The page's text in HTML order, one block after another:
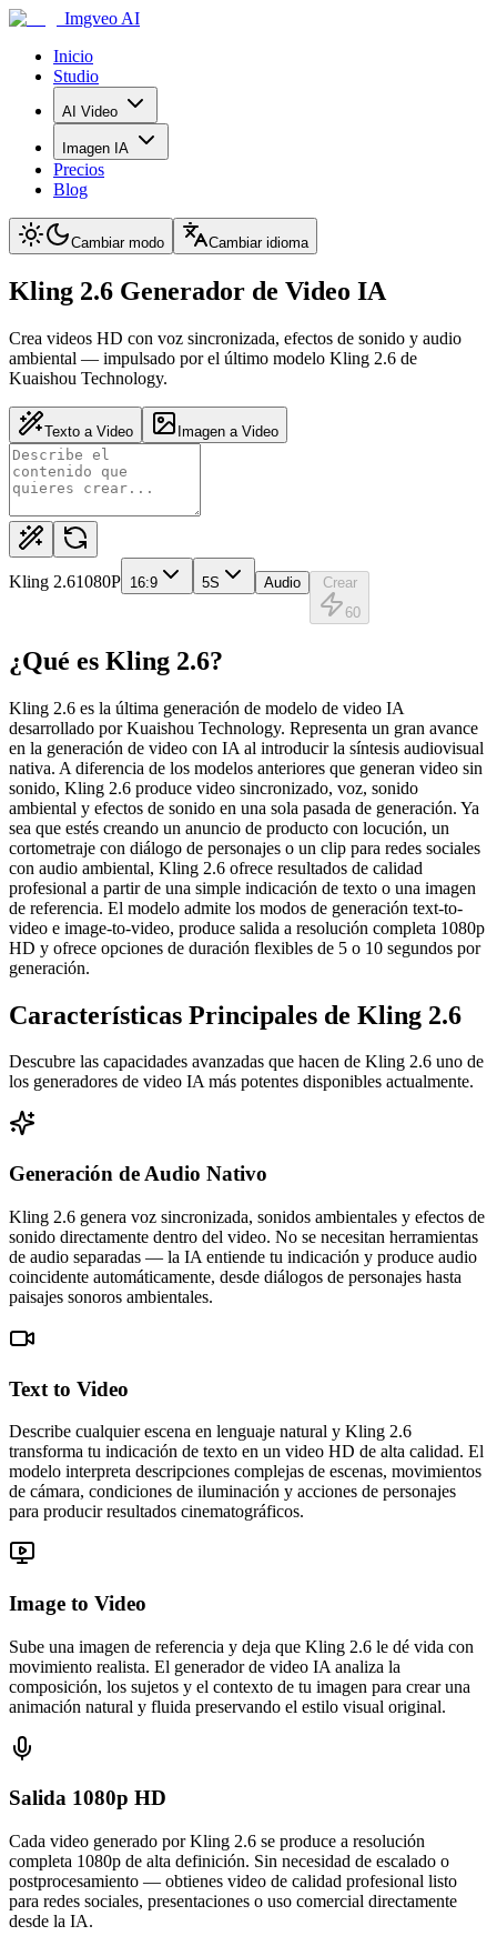
Imgveo AI
Inicio
Studio
AI Video
Imagen IA
Precios
Blog
Cambiar modo Cambiar idioma
Kling 2.6 Generador de Video IA
Crea videos HD con voz sincronizada, efectos de sonido y audio
ambiental — impulsado por el último modelo Kling 2.6 de
Kuaishou Technology.
Texto a Video Imagen a Video
Kling 2.61080P 16:9 5S Audio
Crear
60
¿Qué es Kling 2.6?
Kling 2.6 es la última generación de modelo de video IA
desarrollado por Kuaishou Technology. Representa un gran avance
en la generación de video con IA al introducir la síntesis audiovisual
nativa. A diferencia de los modelos anteriores que generan video sin
sonido, Kling 2.6 produce video sincronizado, voz, sonido
ambiental y efectos de sonido en una sola pasada de generación. Ya
sea que estés creando un anuncio de producto con locución, un
cortometraje con diálogo de personajes o un clip para redes sociales
con audio ambiental, Kling 2.6 ofrece resultados de calidad
profesional a partir de una simple indicación de texto o una imagen
de referencia. El modelo admite los modos de generación text-to-
video e image-to-video, produce salida a resolución completa 1080p
HD y ofrece opciones de duración flexibles de 5 o 10 segundos por
generación.
Características Principales de Kling 2.6
Descubre las capacidades avanzadas que hacen de Kling 2.6 uno de
los generadores de video IA más potentes disponibles actualmente.
Generación de Audio Nativo
Kling 2.6 genera voz sincronizada, sonidos ambientales y efectos de
sonido directamente dentro del video. No se necesitan herramientas
de audio separadas — la IA entiende tu indicación y produce audio
coincidente automáticamente, desde diálogos de personajes hasta
paisajes sonoros ambientales.
Text to Video
Describe cualquier escena en lenguaje natural y Kling 2.6
transforma tu indicación de texto en un video HD de alta calidad. El
modelo interpreta descripciones complejas de escenas, movimientos
de cámara, condiciones de iluminación y acciones de personajes
para producir resultados cinematográficos.
Image to Video
Sube una imagen de referencia y deja que Kling 2.6 le dé vida con
movimiento realista. El generador de video IA analiza la
composición, los sujetos y el contexto de tu imagen para crear una
animación natural y fluida preservando el estilo visual original.
Salida 1080p HD
Cada video generado por Kling 2.6 se produce a resolución
completa 1080p de alta definición. Sin necesidad de escalado o
postprocesamiento — obtienes video de calidad profesional listo
para redes sociales, presentaciones o uso comercial directamente
desde la IA.